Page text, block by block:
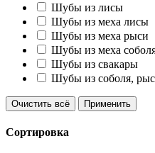
Шубы из лисы
Шубы из меха лисы
Шубы из меха рыси
Шубы из меха
Шубы из свакары
Шубы из соболя,
Очистить всё Применить
Сортировка